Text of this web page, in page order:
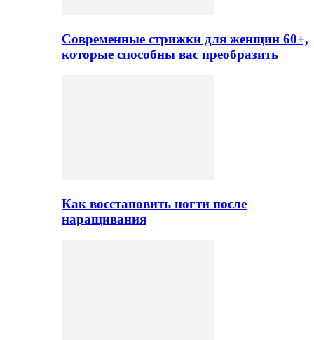
Современные стрижки для женщин 60+,
которые способны вас преобразить
Как восстановить ногти после
наращивания